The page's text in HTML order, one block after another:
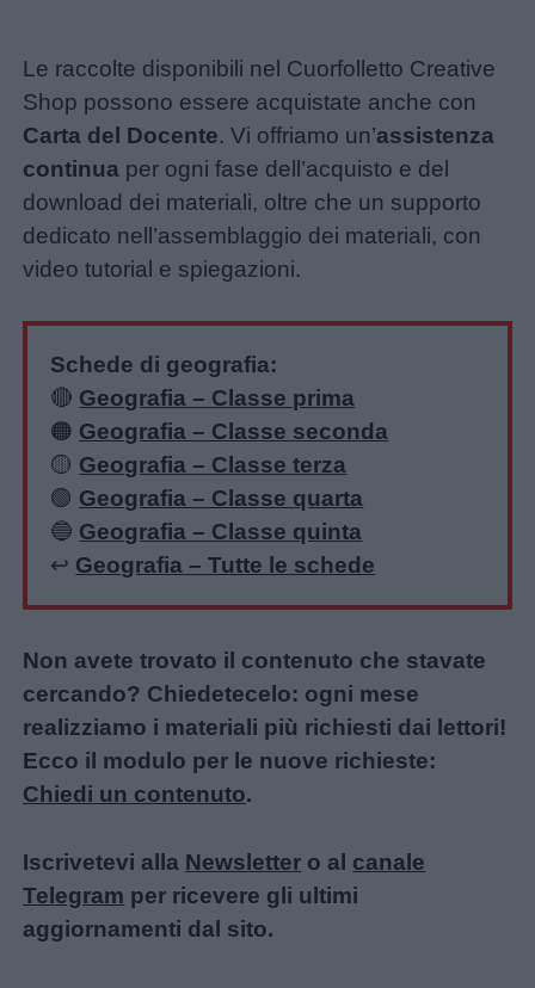
Le raccolte disponibili nel Cuorfolletto Creative
Shop possono essere acquistate anche con
Carta del Docente. Vi offriamo un’assistenza
continua per ogni fase dell’acquisto e del
download dei materiali, oltre che un supporto
dedicato nell’assemblaggio dei materiali, con
video tutorial e spiegazioni.
Schede di geografia:
🔴 Geografia – Classe prima
🟠 Geografia – Classe seconda
🟡 Geografia – Classe terza
🟢 Geografia – Classe quarta
🔵 Geografia – Classe quinta
↩️ Geografia – Tutte le schede
Non avete trovato il contenuto che stavate
cercando? Chiedetecelo: ogni mese
realizziamo i materiali più richiesti dai lettori!
Ecco il modulo per le nuove richieste:
Chiedi un contenuto.
Iscrivetevi alla Newsletter o al canale
Telegram per ricevere gli ultimi
aggiornamenti dal sito.